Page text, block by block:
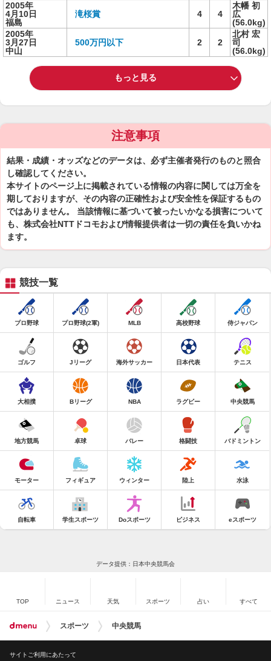
2005年
4月10日
福島
滝桜賞 4 4
木幡 初
広
(56.0kg)
2005年
3月27日
中山
500万円以下 2 2
北村 宏
司
(56.0kg)
もっと見る
注意事項
結果・成績・オッズなどのデータは、必ず主催者発行のものと照合
し確認してください。
本サイトのページ上に掲載されている情報の内容に関しては万全を
期しておりますが、その内容の正確性および安全性を保証するもの
ではありません。 当該情報に基づいて被ったいかなる損害について
も、株式会社NTTドコモおよび情報提供者は一切の責任を負いかね
ます。
競技一覧
プロ野球 プロ野球(2軍) MLB 高校野球 侍ジャパン
ゴルフ Jリーグ 海外サッカー 日本代表 テニス
大相撲 Bリーグ NBA ラグビー 中央競馬
地方競馬 卓球 バレー 格闘技 バドミントン
モーター フィギュア ウィンター 陸上 水泳
自転車 学生スポーツ Doスポーツ ビジネス eスポーツ
データ提供：日本中央競馬会
TOP ニュース 天気 スポーツ 占い すべて
スポーツ 中央競馬
サイトご利用にあたって